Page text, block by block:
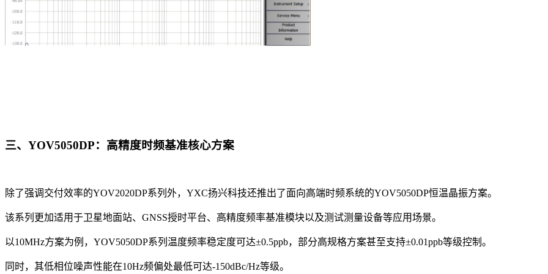
三、 YOV5050DP：高精度时频基准核心方案
除了强调交付效率的YOV2020DP系列外，YXC扬兴科技还推出了面向高端时频系统的YOV5050DP恒温晶振方案。
该系列更加适用于卫星地面站、GNSS授时平台、高精度频率基准模块以及测试测量设备等应用场景。
以10MHz方案为例，YOV5050DP系列温度频率稳定度可达±0.5ppb，部分高规格方案甚至支持±0.01ppb等级控制。
同时，其低相位噪声性能在10Hz频偏处最低可达-150dBc/Hz等级。